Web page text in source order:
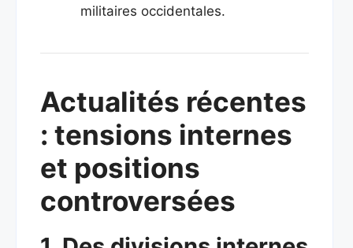
militaires occidentales.
Actualités récentes
: tensions internes
et positions
controversées